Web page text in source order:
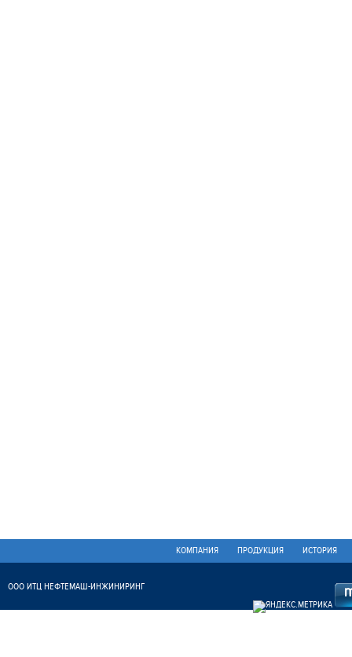
КОМПАНИЯ ПРОДУКЦИЯ ИСТОРИЯ
ООО ИТЦ НЕФТЕМАШ-ИНЖИНИРИНГ